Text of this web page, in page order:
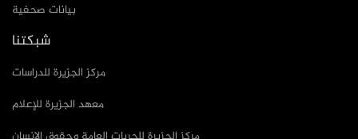
بيانات صحفية
شبكتنا
مركز الجزيرة للدراسات
معهد الجزيرة للإعلام